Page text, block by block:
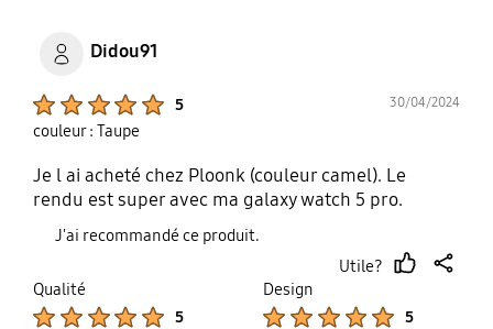
Didou91
5 30/04/2024
couleur : Taupe
Je l ai acheté chez Ploonk (couleur camel). Le
rendu est super avec ma galaxy watch 5 pro.
J'ai recommandé ce produit.
Utile?
up
Qualité
5
Design
5